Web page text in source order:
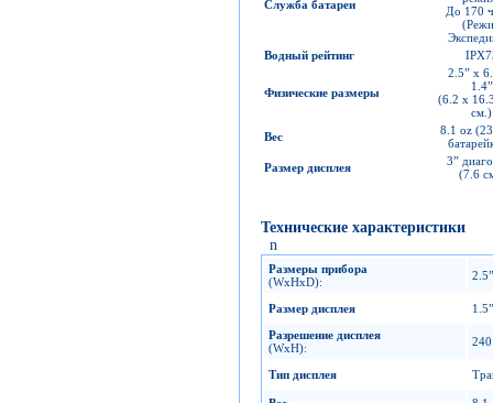
Служба батареи
До 170
Водный рейтинг
Физические размеры
2.5” x
1.4”
(6.2 x
см.)
Вес
8.1 oz
Размер дисплея
3”
(7.6
Технические характеристики
n
Размеры прибора
(WxHxD):
Размер дисплея
Разрешение дисплея
(WxH):
Тип дисплея